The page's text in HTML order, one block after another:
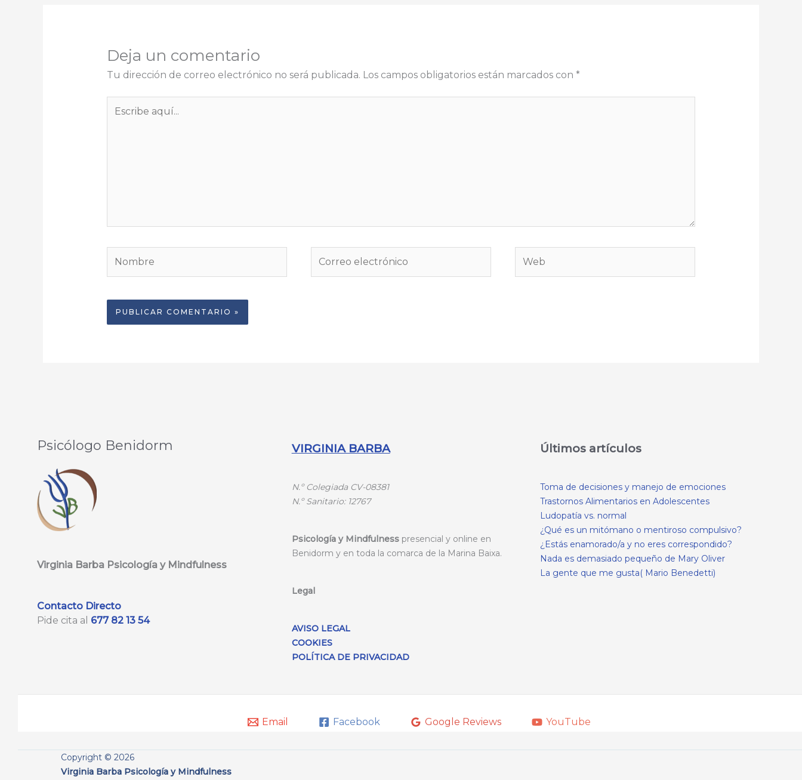
Deja un comentario
Tu dirección de correo electrónico no será publicada. Los campos obligatorios están marcados con *
aquí...
electrónico
Psicólogo Benidorm
Virginia Barba Psicología y Mindfulness
Contacto Directo
Pide cita al 677 82 13 54
VIRGINIA BARBA
N.º Colegiada CV-08381
N.ºSanitario: 12767
Psicología y Mindfulness presencial y online en
Benidorm y en toda la comarca de la Marina Baixa.
Legal
AVISO LEGAL
COOKIES
POLÍTICA DE PRIVACIDAD
Últimos artículos
Toma de decisiones y manejo de emociones
Trastornos Alimentarios en Adolescentes
Ludopatía vs. normal
¿Qué es un mitómano o mentiroso compulsivo?
¿Estás enamorado/a y no eres correspondido?
Nada es demasiado pequeño de Mary Oliver
La gente que me gusta( Mario Benedetti)
Email Facebook Google Reviews YouTube
Copyright © 2026
Virginia Barba Psicología y Mindfulness